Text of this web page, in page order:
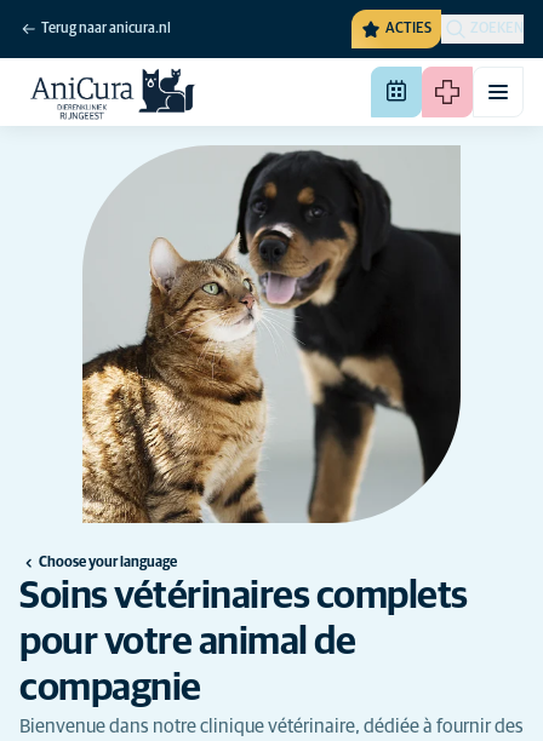
Terug naar anicura.nl ACTIES ZOEKEN
Choose your language
Soins vétérinaires complets
pour votre animal de
compagnie
Bienvenue dans notre clinique vétérinaire, dédiée à fournir des